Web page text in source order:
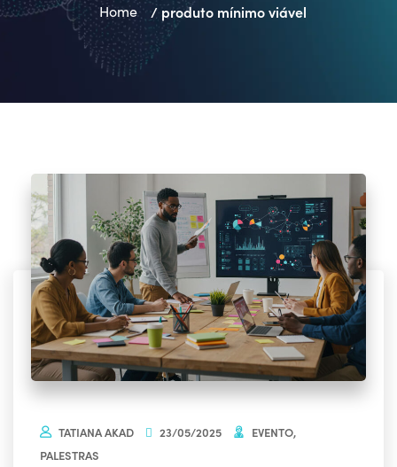
Home / produto mínimo viável
TATIANA AKAD 23/05/2025 EVENTO,
PALESTRAS